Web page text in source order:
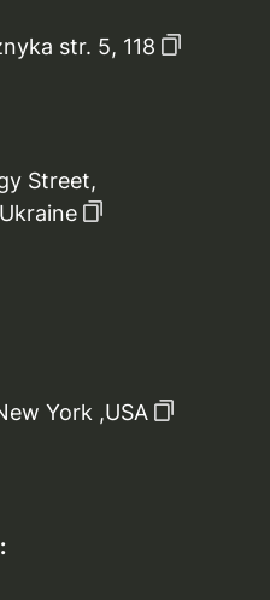
str. 5, 118
Street,
York ,USA